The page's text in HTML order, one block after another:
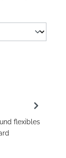
flexibles